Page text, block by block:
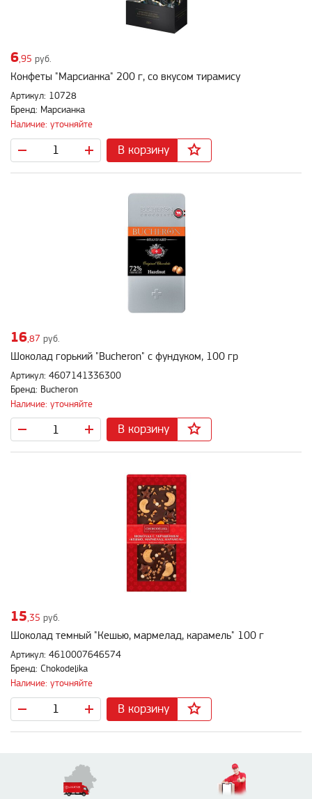
6,95 руб.
Конфеты "Марсианка" 200 г, со вкусом тирамису
Артикул: 10728
Бренд: Марсианка
Наличие: уточняйте
В корзину
16 ,87 руб.
Шоколад горький "Bucheron" с фундуком, 100 гр
Артикул: 4607141336300
Бренд: Bucheron
Наличие: уточняйте
В корзину
15,35 руб.
Шоколад темный "Кешью, мармелад, карамель" 100 г
Артикул: 4610007646574
Бренд: Chokodelika
Наличие: уточняйте
В корзину